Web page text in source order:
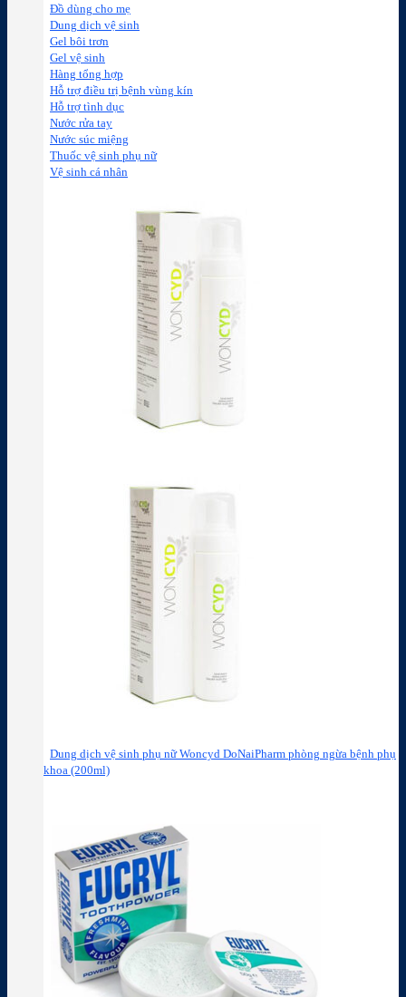
Đồ dùng cho mẹ
Dung dịch vệ sinh
Gel bôi trơn
Gel vệ sinh
Hàng tổng hợp
Hỗ trợ điều trị bệnh vùng kín
Hỗ trợ tình dục
Nước rửa tay
Nước súc miệng
Thuốc vệ sinh phụ nữ
Vệ sinh cá nhân
Dung dịch vệ sinh phụ nữ Woncyd DoNaiPharm phòng ngừa bệnh phụ
khoa (200ml)